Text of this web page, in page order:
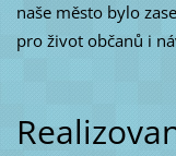
naše město bylo
pro život občanů i